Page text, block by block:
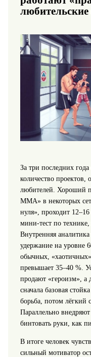
За три последних
количество
любителей. Хороший
ММА» в некоторых
нуля», проходит
мини‑тест по
Внутренняя
удержание на уровне
обычных, «хаотичных»
превышает 35–40 %.
продают «героизм»,
сначала базовая
борьба, потом лёгкий
Параллельно
бинтовать руки, как
В итоге человек
сильный мотиватор